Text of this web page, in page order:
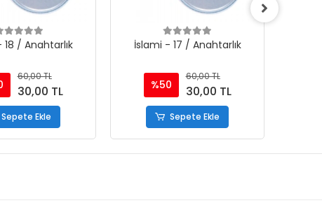
/ Anahtarlık
60,00 TL
30,00 TL
Sepete Ekle
İslami - 17 / Anahtarlık
%50
60,00 TL
30,00 TL
Sepete Ekle